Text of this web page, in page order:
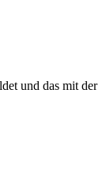
und das mit der